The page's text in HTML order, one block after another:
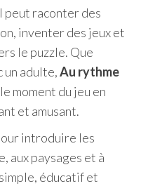
peut raconter des
inventer des jeux et
le puzzle. Que
un adulte,Au rythme
moment du jeu en
et amusant.
introduire les
aux paysages et à
éducatif et